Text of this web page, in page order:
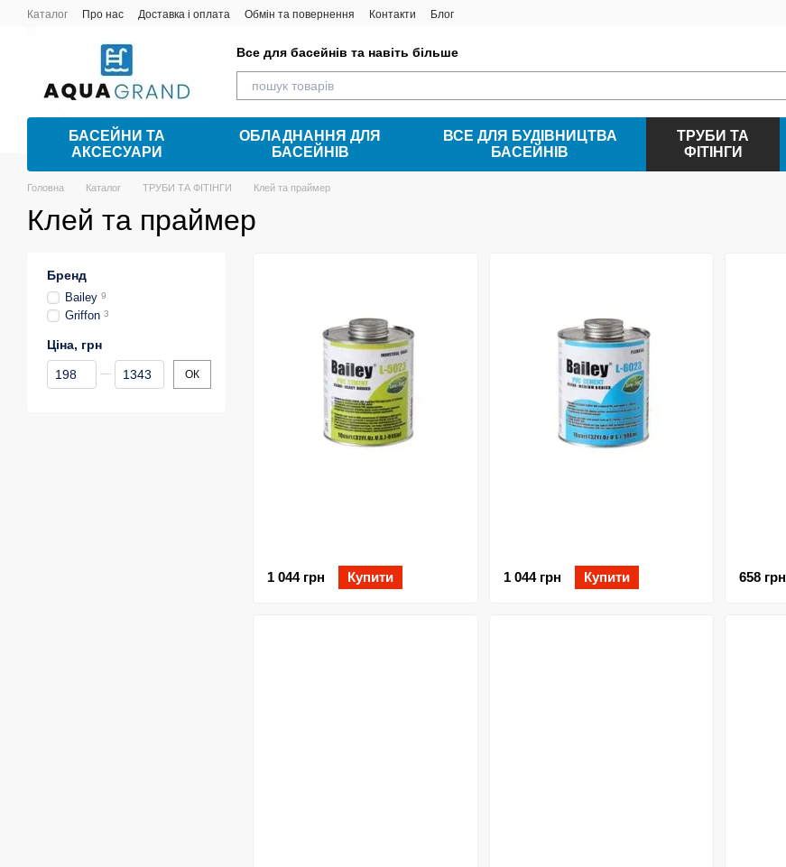
Перейти до основного контенту
Каталог Про нас Доставка і оплата Обмін та повернення Контакти Блог
Все для басейнів та навіть більше
БАСЕЙНИ ТА
АКСЕСУАРИ
ОБЛАДНАННЯ ДЛЯ
БАСЕЙНІВ
ВСЕ ДЛЯ БУДІВНИЦТВА
БАСЕЙНІВ
ТРУБИ ТА
ФІТІНГИ
Головна Каталог ТРУБИ ТА ФІТІНГИ Клей та праймер
Клей та праймер
1 044 грн Купити 1 044 грн Купити 658 грн
Бренд
Bailey 9
Griffon 3
Ціна, грн
Від Ціна, грн
До Ціна, грн ОК